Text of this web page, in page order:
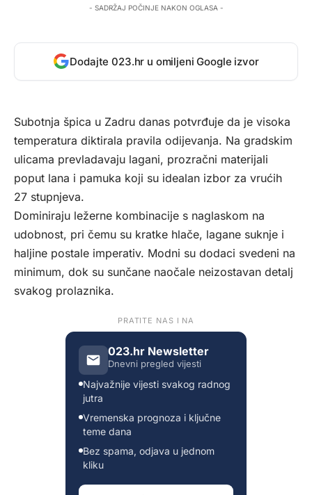
- SADRŽAJ POČINJE NAKON OGLASA -
Dodajte 023.hr u omiljeni Google izvor
Subotnja špica u Zadru danas potvrđuje da je visoka
temperatura diktirala pravila odijevanja. Na gradskim
ulicama prevladavaju lagani, prozračni materijali
poput lana i pamuka koji su idealan izbor za vrućih
27 stupnjeva.
Dominiraju ležerne kombinacije s naglaskom na
udobnost, pri čemu su kratke hlače, lagane suknje i
haljine postale imperativ. Modni su dodaci svedeni na
minimum, dok su sunčane naočale neizostavan detalj
svakog prolaznika.
PRATITE NAS I NA
023.hr Newsletter
Dnevni pregled vijesti
Najvažnije vijesti svakog radnog
jutra
Vremenska prognoza i ključne
teme dana
Bez spama, odjava u jednom
kliku